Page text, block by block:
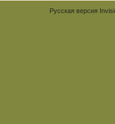
Русская версия